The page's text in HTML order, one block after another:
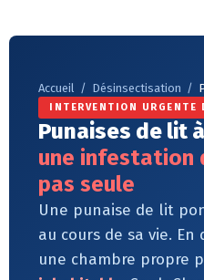
Accueil / Désinsectisation /
INTERVENTION URGENTE
Punaises de lit
une infestation
pas seule
Une punaise de lit
au cours de sa vie. En
une chambre propre